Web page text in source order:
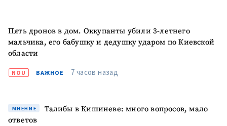
Пять дронов в дом. Оккупанты убили 3-летнего
мальчика, его бабушку и дедушку ударом по Киевской
области
NOU ВАЖНОЕ 7 часов назад
МНЕНИЕ
Талибы в Кишиневе: много вопросов, мало
ответов
Имя + Моё имя
Я прочитал(а) и согласен(на)